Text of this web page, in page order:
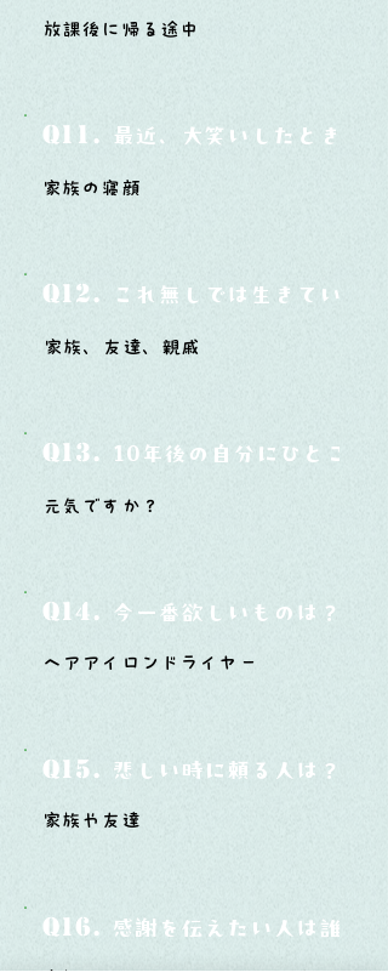
放課後に帰る途中
Q11. 最近、大笑いしたときはど
家族の寝顔
Q12. これ無しでは生きていけ
家族、友達、親戚
Q13. 10年後の自分にひとこと
元気ですか？
Q14. 今一番欲しいものは？
ヘアアイロンドライヤー
Q15. 悲しい時に頼る人は？
家族や友達
Q16. 感謝を伝えたい人は誰？